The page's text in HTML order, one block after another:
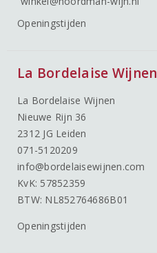
Openingstijden
La Bordelaise Wijnen
La Bordelaise Wijnen
Nieuwe Rijn 36
2312 JG Leiden
071-5120209
info@bordelaisewijnen.com
KvK: 57852359
BTW: NL852764686B01
Openingstijden